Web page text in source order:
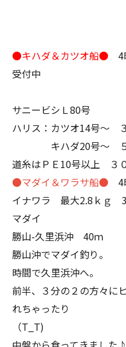
●キハダ＆カツオ船● 4
受付中
サニービシＬ80号
ハリス：カツオ14号～
キハダ20号～ ５
道糸はＰＥ10号以上 ３
●マダイ＆ワラサ船● 4
イナワラ 最大2.8ｋｇ
マダイ 0-
勝山-久里浜沖 40ｍ
勝山沖でマダイ釣り。
時間で久里浜沖へ。
前半、３分の２の方々に
れちゃったり
（T_T)